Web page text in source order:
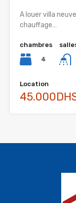
A louer villa
chauffage…
chambres
4
Location